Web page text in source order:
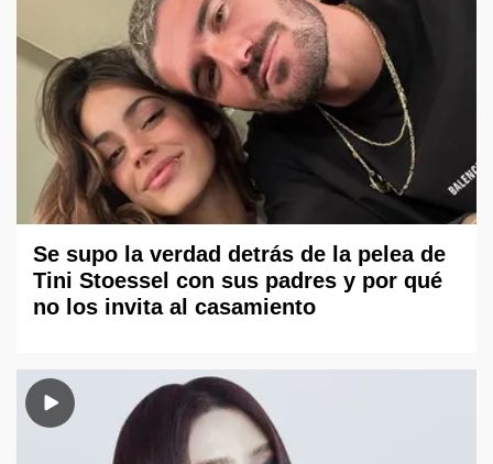
Se supo la verdad detrás de la pelea de
Tini Stoessel con sus padres y por qué
no los invita al casamiento